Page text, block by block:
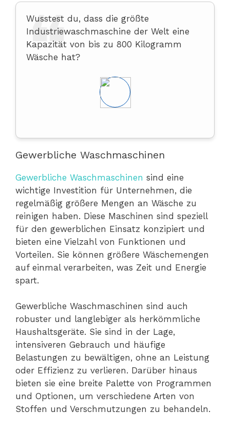
Wusstest du, dass die größte
Industriewaschmaschine der Welt eine
Kapazität von bis zu 800 Kilogramm
Wäsche hat?
Gewerbliche Waschmaschinen
Gewerbliche Waschmaschinen sind eine
wichtige Investition für Unternehmen, die
regelmäßig größere Mengen an Wäsche zu
reinigen haben. Diese Maschinen sind speziell
für den gewerblichen Einsatz konzipiert und
bieten eine Vielzahl von Funktionen und
Vorteilen. Sie können größere Wäschemengen
auf einmal verarbeiten, was Zeit und Energie
spart.
Gewerbliche Waschmaschinen sind auch
robuster und langlebiger als herkömmliche
Haushaltsgeräte. Sie sind in der Lage,
intensiveren Gebrauch und häufige
Belastungen zu bewältigen, ohne an Leistung
oder Effizienz zu verlieren. Darüber hinaus
bieten sie eine breite Palette von Programmen
und Optionen, um verschiedene Arten von
Stoffen und Verschmutzungen zu behandeln.